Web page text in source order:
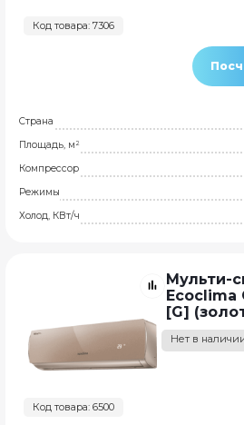
Код товара: 7306
Страна
Площадь, м²
Компрессор
Режимы
Холод, КВт/ч
Код товара: 6500
Мульти-
Ecoclima
[G]
Нет в